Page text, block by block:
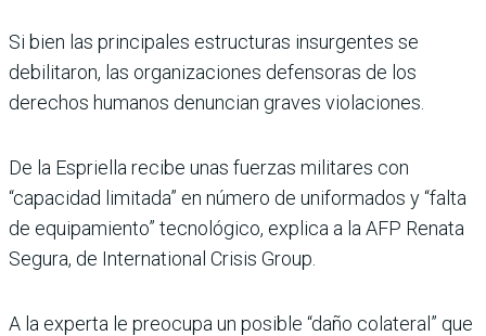
Si bien las principales estructuras insurgentes se
debilitaron, las organizaciones defensoras de los
derechos humanos denuncian graves violaciones.
De la Espriella recibe unas fuerzas militares con
“capacidad limitada” en número de uniformados y “falta
de equipamiento” tecnológico, explica a la AFP Renata
Segura, de International Crisis Group.
A la experta le preocupa un posible “daño colateral” que